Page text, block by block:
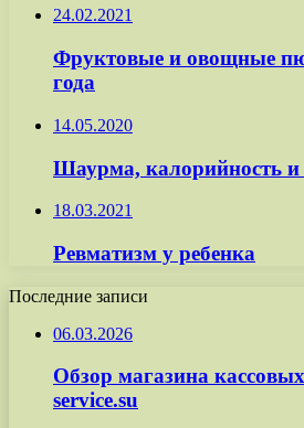
24.02.2021
Фруктовые и овощные
года
14.05.2020
Шаурма, калорийность и
18.03.2021
Ревматизм у ребенка
Последние записи
06.03.2026
Обзор магазина
service.su